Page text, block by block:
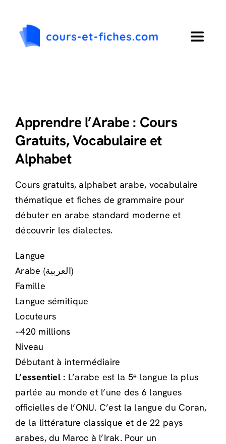
contenu
Toggle
Collège
Apprendre l’Arabe : Cours
Gratuits, Vocabulaire et
Alphabet
Cours gratuits, alphabet arabe, vocabulaire
thématique et fiches de grammaire pour
débuter en arabe standard moderne et
découvrir les dialectes.
Langue
Arabe (العربية)
Famille
Langue sémitique
Locuteurs
~420 millions
Niveau
Débutant à intermédiaire
L’essentiel : L’arabe est la 5ᵉ langue la plus
parlée au monde et l’une des 6 langues
officielles de l’ONU. C’est la langue du Coran,
de la littérature classique et de 22 pays
arabes, du Maroc à l’Irak. Pour un